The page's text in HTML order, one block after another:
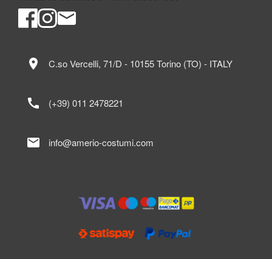
location_on C.so Vercelli, 71/D - 10155 Torino (TO) - ITALY
call (+39) 011 2478221
mail info@amerio-costumi.com